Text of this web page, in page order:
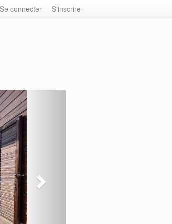
Se connecter S'inscrire